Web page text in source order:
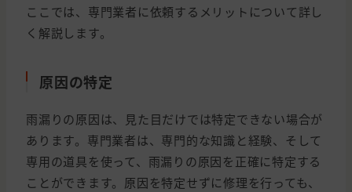
ここでは、専門業者に依頼するメリットについて詳し
く解説します。
原因の特定
雨漏りの原因は、見た目だけでは特定できない場合が
あります。専門業者は、専門的な知識と経験、そして
専用の道具を使って、雨漏りの原因を正確に特定する
ことができます。原因を特定せずに修理を行っても、